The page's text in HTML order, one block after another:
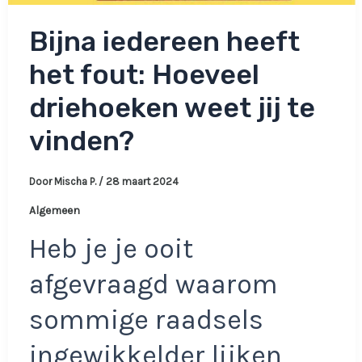
Bijna iedereen heeft
het fout: Hoeveel
driehoeken weet jij te
vinden?
Door Mischa P. / 28 maart 2024
Algemeen
Heb je je ooit
afgevraagd waarom
sommige raadsels